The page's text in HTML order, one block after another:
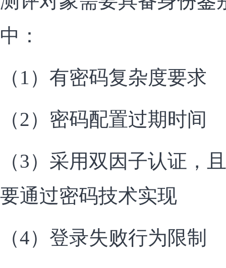
中：
（1）有密码复杂度要求
（2）密码配置过期时间
（3）采用双因子认证，
要通过密码技术实现
（4）登录失败行为限制